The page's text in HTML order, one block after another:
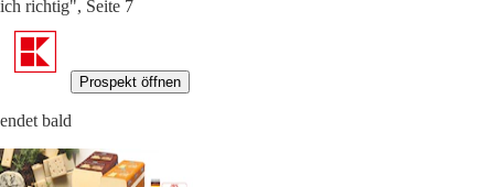
ich richtig", Seite 7
Prospekt öffnen
endet bald